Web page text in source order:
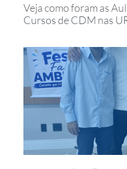
Veja como foram as
Cursos de CDM nas